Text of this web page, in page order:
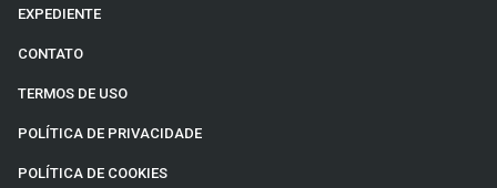
EXPEDIENTE
CONTATO
TERMOS DE USO
POLÍTICA DE PRIVACIDADE
POLÍTICA DE COOKIES